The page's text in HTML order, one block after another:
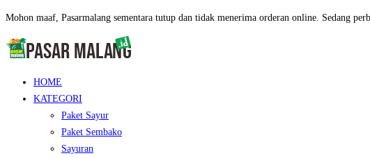
Mohon maaf, Pasarmalang sementara tutup dan tidak menerima orderan online. Sedang
HOME
KATEGORI
Paket Sayur
Paket Sembako
Sayuran